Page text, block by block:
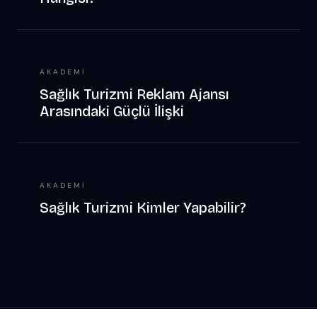
AKADEMI
Sağlık Turizmi Reklam Ajansı
Arasındaki Güçlü İlişki
AKADEMI
Sağlık Turizmi Kimler Yapabilir?